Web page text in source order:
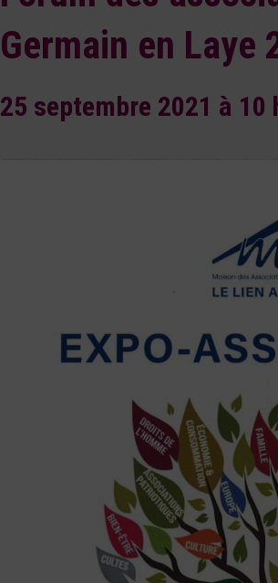
Germain en Laye
25 septembre 2021 à 10